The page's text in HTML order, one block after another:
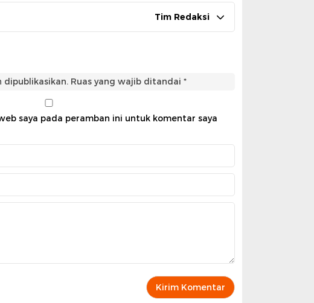
Tim Redaksi
Ruas yang wajib ditandai *
saya pada peramban ini untuk komentar saya